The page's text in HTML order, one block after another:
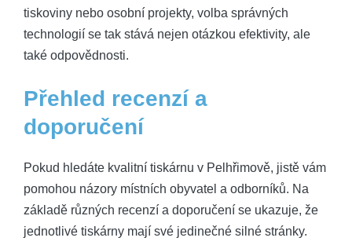
tiskoviny nebo osobní projekty, volba správných
technologií se ⁢tak stává nejen otázkou efektivity,⁣ ale
také⁢ odpovědnosti.
Přehled recenzí a
doporučení
Pokud hledáte kvalitní tiskárnu‌ v Pelhřimově, jistě ⁣vám
pomohou ​názory místních ⁣obyvatel a odborníků.⁣ Na
základě různých​ recenzí a doporučení ⁤se ‍ukazuje,‌ že
jednotlivé​ tiskárny mají své ‌jedinečné silné⁣ stránky.